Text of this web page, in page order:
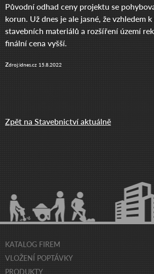
Původní odhad ceny projektu se
korun. Už dnes je ale jasné, že vzhledem
stavebních materiálů a rozšíření území
finální cena vyšší.
zdroj:idnes.cz 15.8.2022
Zpět na Stavebnictví aktuálně
KATALOG FIREM
VLOŽENÍ POPTÁVKY
PRODUKTY